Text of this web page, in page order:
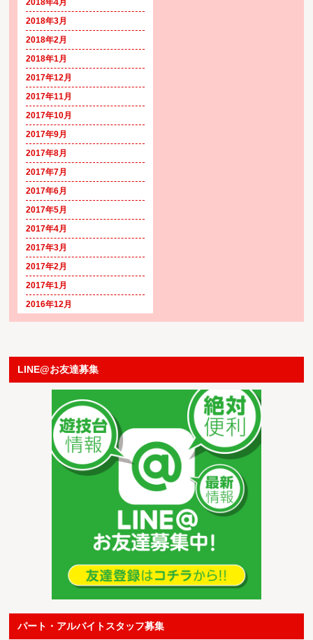
2018年3月
2018年2月
2018年1月
2017年12月
2017年11月
2017年10月
2017年9月
2017年8月
2017年7月
2017年6月
2017年5月
2017年4月
2017年3月
2017年2月
2017年1月
2016年12月
LINE@お友達募集
パート・アルバイトスタッフ募集